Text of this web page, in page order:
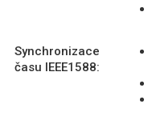
Synchronizace
času IEEE1588: